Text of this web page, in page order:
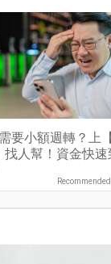
要小額週轉？上
找人幫！資金快速